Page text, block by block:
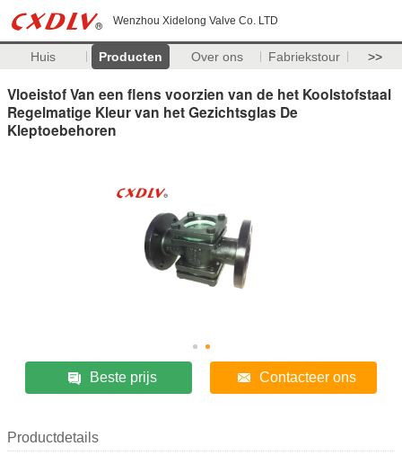
Wenzhou Xidelong Valve Co. LTD
Huis Producten Over ons Fabriekstour >>
Vloeistof Van een flens voorzien van de het Koolstofstaal
Regelmatige Kleur van het Gezichtsglas De
Kleptoebehoren
Beste prijs Contacteer ons
Productdetails